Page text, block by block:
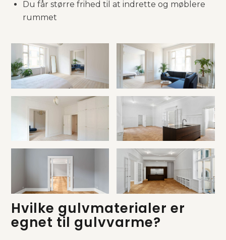
Du får større frihed til at indrette og møblere
rummet
Hvilke gulvmaterialer er
egnet til gulvvarme?